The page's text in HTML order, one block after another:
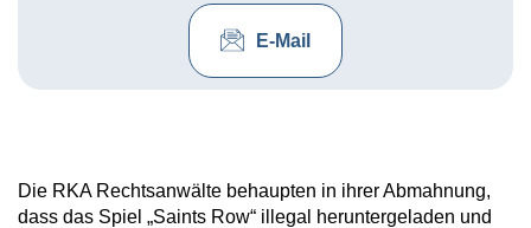
E-Mail
Die RKA Rechtsanwälte behaupten in ihrer Abmahnung,
dass das Spiel „Saints Row“ illegal heruntergeladen und